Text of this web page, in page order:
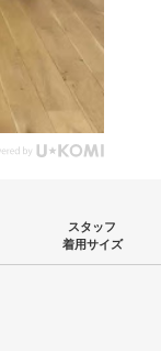
スタッフ
着用サイズ